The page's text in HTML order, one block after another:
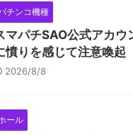
チンコ機種
マパチSAO公式アカウ
憤りを感じて注意喚起
2026/8/8
ール